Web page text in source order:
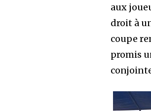
aux
droit à
coupe
promis